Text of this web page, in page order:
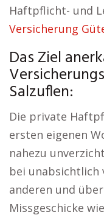
Haftpflicht- und
Versicherung
Das Ziel
Salzuflen:
Die private
ersten eigenen
nahezu
bei unabsichtlich
anderen und
Missgeschicke